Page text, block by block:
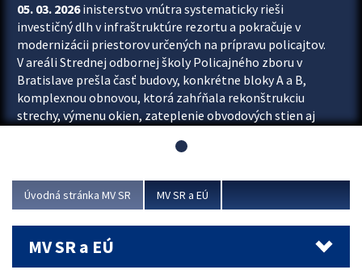
05. 03. 2026inisterstvo vnútra systematicky rieši
investičný dlh v infraštruktúre rezortu a pokračuje v
modernizácii priestorov určených na prípravu policajtov.
V areáli Strednej odbornej školy Policajného zboru v
Bratislave prešla časť budovy, konkrétne bloky A a B,
komplexnou obnovou, ktorá zahŕňala rekonštrukciu
strechy, výmenu okien, zateplenie obvodových stien aj
aj interiéru, kde vznikli nové učebne a moderné
Viac
Úvodná stránka MV SR MV SR a EÚ
MV SR a EÚ